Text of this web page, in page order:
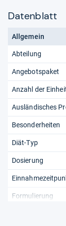
Datenblatt
Allgemein
Abteilung
Angebotspaket
Anzahl der
Ausländisches
Besonderheiten
Diät-Typ
Dosierung
Formulierung